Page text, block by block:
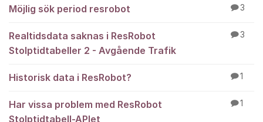
Möjlig sök period resrobot 3
Realtidsdata saknas i ResRobot
Stolptidtabeller 2 - Avgående Trafik
3
Historisk data i ResRobot? 1
Har vissa problem med ResRobot
Stolptidtabell-APIet
1